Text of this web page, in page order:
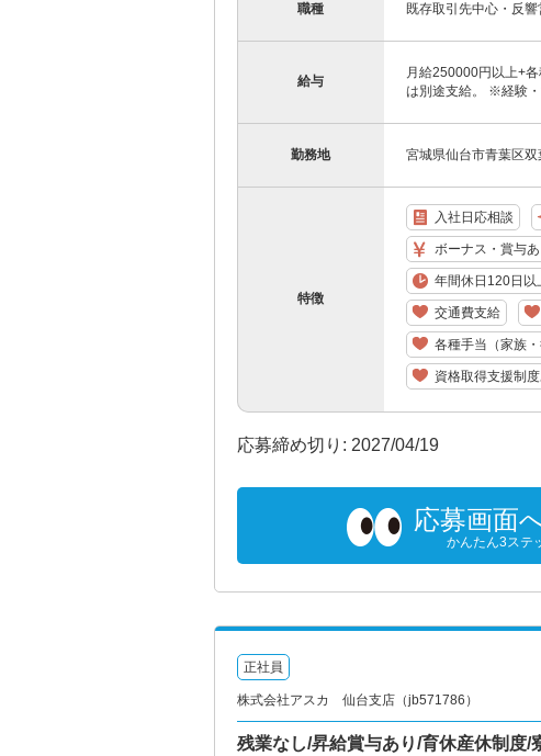
職種 既存取引先中心・反響
給与
月給250000円以上+
は別途支給。 ※経験
勤務地 宮城県仙台市青葉区
特徴
入社日応相談
ボーナス・賞与あ
年間休日120日以
交通費支給
各種手当（家族
資格取得支援制度
応募締め切り: 2027/04/19
応募画面
かんたん3ステ
正社員
株式会社アスカ 仙台支店（jb571786）
残業なし/昇給賞与あり/育休産休制度/